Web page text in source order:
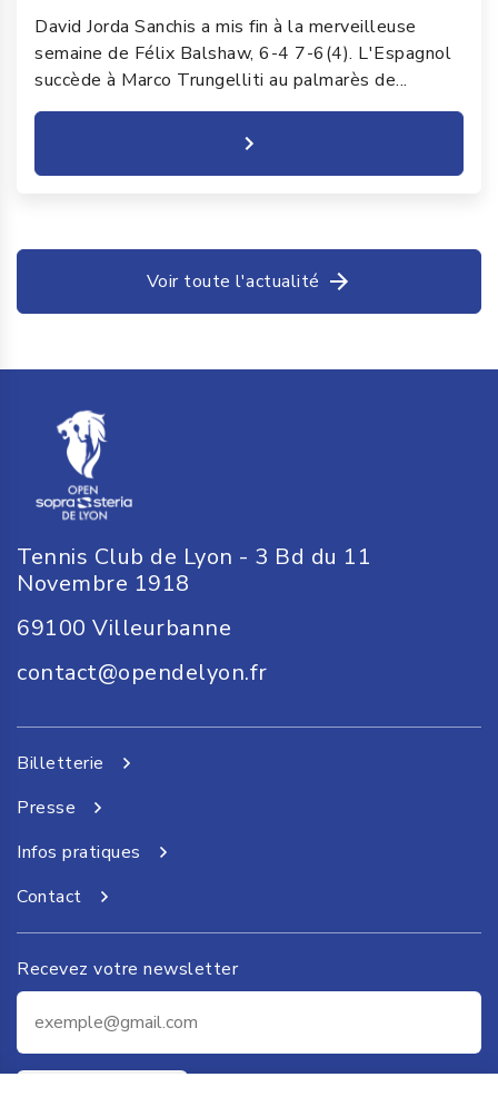
David Jorda Sanchis a mis fin à la merveilleuse
semaine de Félix Balshaw, 6-4 7-6(4). L'Espagnol
succède à Marco Trungelliti au palmarès de...
Voir toute l'actualité
Tennis Club de Lyon - 3 Bd du 11
Novembre 1918
69100 Villeurbanne
contact@opendelyon.fr
Billetterie
Presse
Infos pratiques
Contact
Recevez votre newsletter